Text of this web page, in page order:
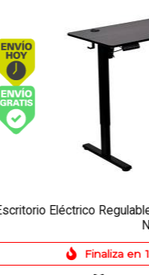
Envío hoy.
Envío gratis
Parlante Portable JBL
Finaliza